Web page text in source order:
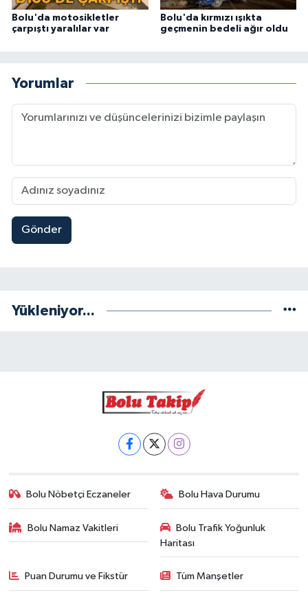
Bolu'da motosikletler
çarpıştı yaralılar var
Bolu'da kırmızı ışıkta
geçmenin bedeli ağır oldu
Yorumlar
Gönder
Yükleniyor...
Bolu Nöbetçi Eczaneler Bolu Hava Durumu
Bolu Namaz Vakitleri
Bolu Trafik Yoğunluk
Haritası
Puan Durumu ve Fikstür Tüm Manşetler